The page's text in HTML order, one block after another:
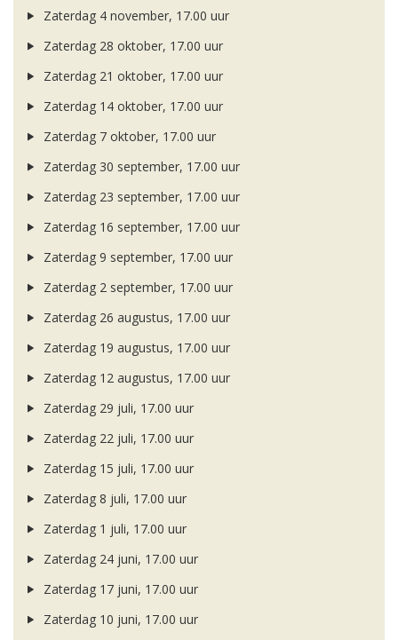
Zaterdag 4 november, 17.00 uur
Zaterdag 28 oktober, 17.00 uur
Zaterdag 21 oktober, 17.00 uur
Zaterdag 14 oktober, 17.00 uur
Zaterdag 7 oktober, 17.00 uur
Zaterdag 30 september, 17.00 uur
Zaterdag 23 september, 17.00 uur
Zaterdag 16 september, 17.00 uur
Zaterdag 9 september, 17.00 uur
Zaterdag 2 september, 17.00 uur
Zaterdag 26 augustus, 17.00 uur
Zaterdag 19 augustus, 17.00 uur
Zaterdag 12 augustus, 17.00 uur
Zaterdag 29 juli, 17.00 uur
Zaterdag 22 juli, 17.00 uur
Zaterdag 15 juli, 17.00 uur
Zaterdag 8 juli, 17.00 uur
Zaterdag 1 juli, 17.00 uur
Zaterdag 24 juni, 17.00 uur
Zaterdag 17 juni, 17.00 uur
Zaterdag 10 juni, 17.00 uur